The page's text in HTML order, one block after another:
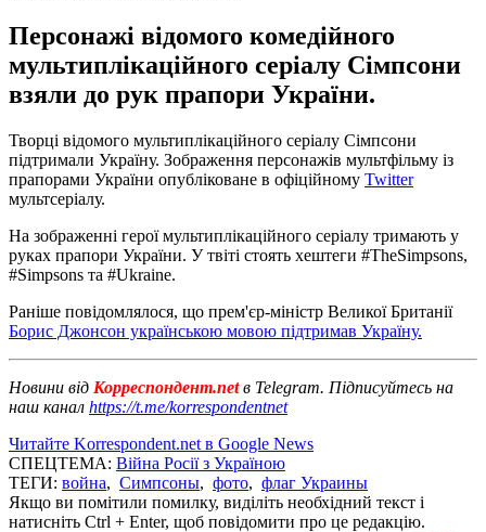
Персонажі відомого комедійного
мультиплікаційного серіалу Сімпсони
взяли до рук прапори України.
Творці відомого мультиплікаційного серіалу Сімпсони
підтримали Україну. Зображення персонажів мультфільму із
прапорами України опубліковане в офіційному Twitter
мультсеріалу.
На зображенні герої мультиплікаційного серіалу тримають у
руках прапори України. У твіті стоять хештеги #TheSimpsons,
#Simpsons та #Ukraine.
Раніше повідомлялося, що прем'єр-міністр Великої Британії
Борис Джонсон українською мовою підтримав Україну.
Новини від Корреспондент.netв Telegram. Підписуйтесь на
наш канал https://t.me/korrespondentnet
Читайте Korrespondent.net в Google News
СПЕЦТЕМА: Війна Росії з Україною
ТЕГИ: война, Симпсоны, фото, флаг Украины
Якщо ви помітили помилку, виділіть необхідний текст і
натисніть Ctrl + Enter, щоб повідомити про це редакцію.